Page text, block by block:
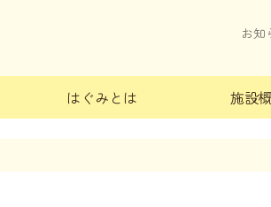
お知
はぐみとは 施設